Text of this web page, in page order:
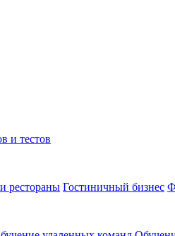
и тестов
рестораны Гостиничный бизнес